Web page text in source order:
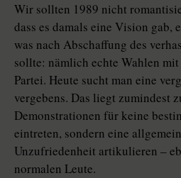
Wir sollten 1989 nicht
dass es damals eine Vision gab,
was nach Abschaffung des
sollte: nämlich echte Wahlen
Partei. Heute sucht man eine
vergebens. Das liegt zumindest
Demonstrationen für keine
eintreten, sondern eine
Unzufriedenheit artikulieren –
normalen Leute.